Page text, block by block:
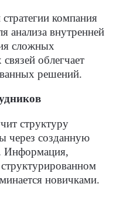
компания
анализа внутренней
сложных
облегчает
решений.
структуру
через созданную
Информация,
новичками.